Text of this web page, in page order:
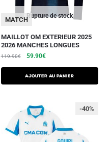
Rupture de stock
MATCH
MAILLOT OM EXTERIEUR 2025
2026 MANCHES LONGUES
119.90€ 59.90€
AJOUTER AU PANIER
-40%